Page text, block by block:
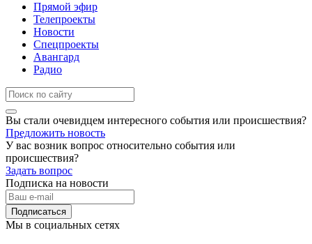
Прямой эфир
Телепроекты
Новости
Спецпроекты
Авангард
Радио
Вы стали очевидцем интересного события или происшествия?
Предложить новость
У вас возник вопрос относительно события или
происшествия?
Задать вопрос
Подписка на новости
Подписаться
Мы в социальных сетях